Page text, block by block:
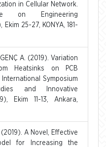
in Cellular Network.
on Engineering
Ekim 25-27, KONYA, 181-
A. (2019). Variation
Heatsinks on PCB
Symposium
and Innovative
Ekim 11-13, Ankara,
(2019). A Novel, Effective
for Increasing the